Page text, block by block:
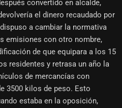
convertido en alcalde,
el dinero recaudado por
a cambiar la normativa
emisiones con otro nombre,
de que equipara a los 15
residentes y retrasa un año la
de mercancías con
3500 kilos de peso. Esto
estaba en la oposición,